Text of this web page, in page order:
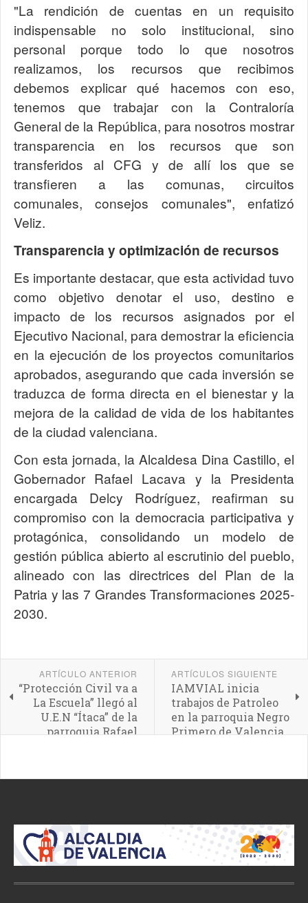
"La rendición de cuentas en un requisito
indispensable no solo institucional, sino
personal porque todo lo que nosotros
realizamos, los recursos que recibimos
debemos explicar qué hacemos con eso,
tenemos que trabajar con la Contraloría
General de la República, para nosotros mostrar
transparencia en los recursos que son
transferidos al CFG y de allí los que se
transfieren a las comunas, circuitos
comunales, consejos comunales", enfatizó
Veliz.
Transparencia y optimización de recursos
Es importante destacar, que esta actividad tuvo
como objetivo denotar el uso, destino e
impacto de los recursos asignados por el
Ejecutivo Nacional, para demostrar la eficiencia
en la ejecución de los proyectos comunitarios
aprobados, asegurando que cada inversión se
traduzca de forma directa en el bienestar y la
mejora de la calidad de vida de los habitantes
de la ciudad valenciana.
Con esta jornada, la Alcaldesa Dina Castillo, el
Gobernador Rafael Lacava y la Presidenta
encargada Delcy Rodríguez, reafirman su
compromiso con la democracia participativa y
protagónica, consolidando un modelo de
gestión pública abierto al escrutinio del pueblo,
alineado con las directrices del Plan de la
Patria y las 7 Grandes Transformaciones 2025-
2030.
ARTÍCULO ANTERIOR
“Protección Civil va a
La Escuela” llegó al
U.E.N “Ítaca” de la
parroquia Rafael
ARTÍCULOS SIGUIENTE
IAMVIAL inicia
trabajos de Patroleo
en la parroquia Negro
Primero de Valencia